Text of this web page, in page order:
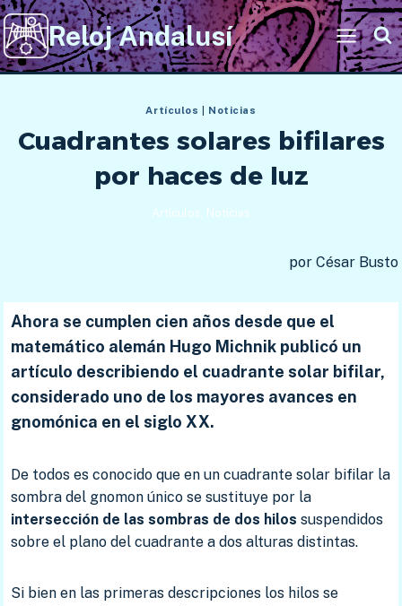
Saltar
al
contenido
Reloj Andalusí
Artículos Noticias
Cuadrantes solares bifilares
por haces de luz
Artículos, Noticias
por César Busto
Ahora se cumplen cien años desde que el
matemático alemán Hugo Michnik publicó un
artículo describiendo el cuadrante solar bifilar,
considerado uno de los mayores avances en
gnomónica en el siglo XX.
De todos es conocido que en un cuadrante solar bifilar la
sombra del gnomon único se sustituye por la
intersección de las sombras de dos hilos suspendidos
sobre el plano del cuadrante a dos alturas distintas.
Si bien en las primeras descripciones los hilos se